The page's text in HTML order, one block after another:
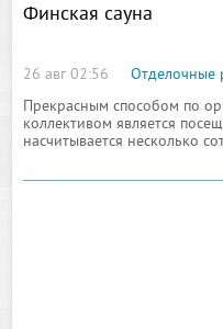
Финская сауна
26 авг 02:56
Отделочные
Прекрасным способом по
коллективом является
насчитывается несколько
странно, не только рабочие